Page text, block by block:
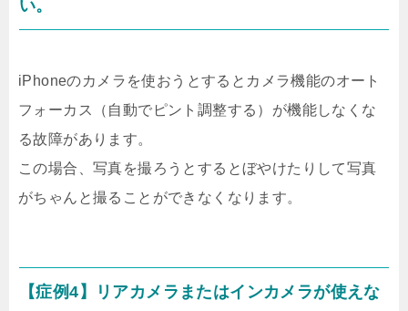
い。
iPhoneのカメラを使おうとするとカメラ機能のオート
フォーカス（自動でピント調整する）が機能しなくな
る故障があります。
この場合、写真を撮ろうとするとぼやけたりして写真
がちゃんと撮ることができなくなります。
【症例4】リアカメラまたはインカメラが使えな